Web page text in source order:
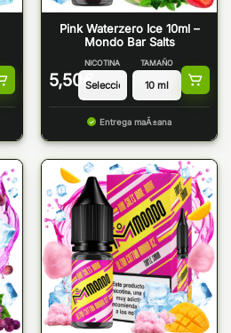
Pink Waterzero Ice 10ml –
Mondo Bar Salts
5,50 €
NICOTINA TAMAÑO
Entrega maÃ±ana